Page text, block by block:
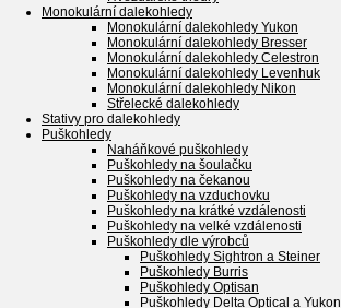
Monokulární dalekohledy
Monokulární dalekohledy Yukon
Monokulární dalekohledy Bresser
Monokulární dalekohledy Celestron
Monokulární dalekohledy Levenhuk
Monokulární dalekohledy Nikon
Střelecké dalekohledy
Stativy pro dalekohledy
Puškohledy
Naháňkové puškohledy
Puškohledy na šoulačku
Puškohledy na čekanou
Puškohledy na vzduchovku
Puškohledy na krátké vzdálenosti
Puškohledy na velké vzdálenosti
Puškohledy dle výrobců
Puškohledy Sightron a Steiner
Puškohledy Burris
Puškohledy Optisan
Puškohledy Delta Optical a Yukon